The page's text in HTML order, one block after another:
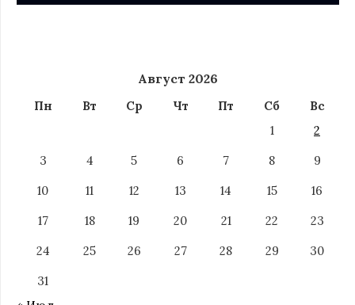
Август 2026
Пн Вт Ср Чт Пт Сб
Вс
1
2
3
4 5 6 7 8
9
10
11 12 13 14 15
16
17
18 19 20 21 22
23
24
25 26 27 28 29
30
31